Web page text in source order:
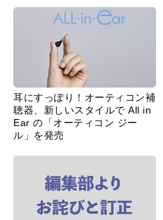
耳にすっぽり！オーティコン補
聴器、新しいスタイルで All in
Ear の「オーティコン ジー
ル」を発売